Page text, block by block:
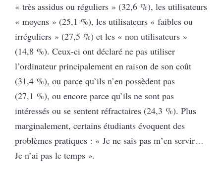
« très assidus ou réguliers » (32,6 %), les utilisateurs
« moyens » (25,1 %), les utilisateurs « faibles ou
irréguliers » (27,5 %) et les « non utilisateurs »
(14,8 %). Ceux-ci ont déclaré ne pas utiliser
l’ordinateur principalement en raison de son coût
(31,4 %), ou parce qu’ils n’en possèdent pas
(27,1 %), ou encore parce qu’ils ne sont pas
intéressés ou se sentent réfractaires (24,3 %). Plus
marginalement, certains étudiants évoquent des
problèmes pratiques : « Je ne sais pas m’en servir…
Je n’ai pas le temps ».